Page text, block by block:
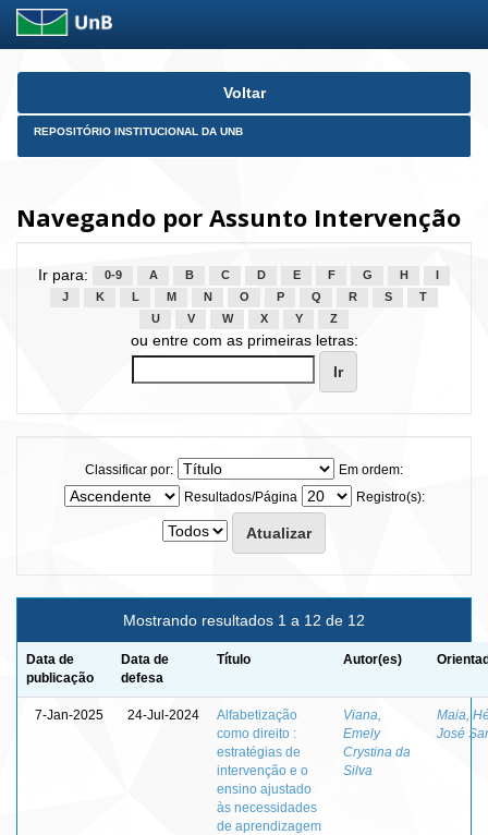
Skip
Voltar
REPOSITÓRIO INSTITUCIONAL DA UNB
Navegando por Assunto Intervenção
Ir para: 0-9 A B C D E F G H
J
K L M N O P Q R S
T
U
V W X Y Z
ou entre com as primeiras letras:
Classificar por:
Em ordem:
Resultados/Página
Registro(s):
Mostrando resultados 1 a 12 de 12
Data de
publicação
Data de
defesa
Título Autor(es)
7-Jan-2025 24-Jul-2024
Alfabetização
como direito :
estratégias de
intervenção e o
ensino ajustado
às necessidades
de aprendizagem
Viana,
Emely
Crystina da
Silva
Maia,
José